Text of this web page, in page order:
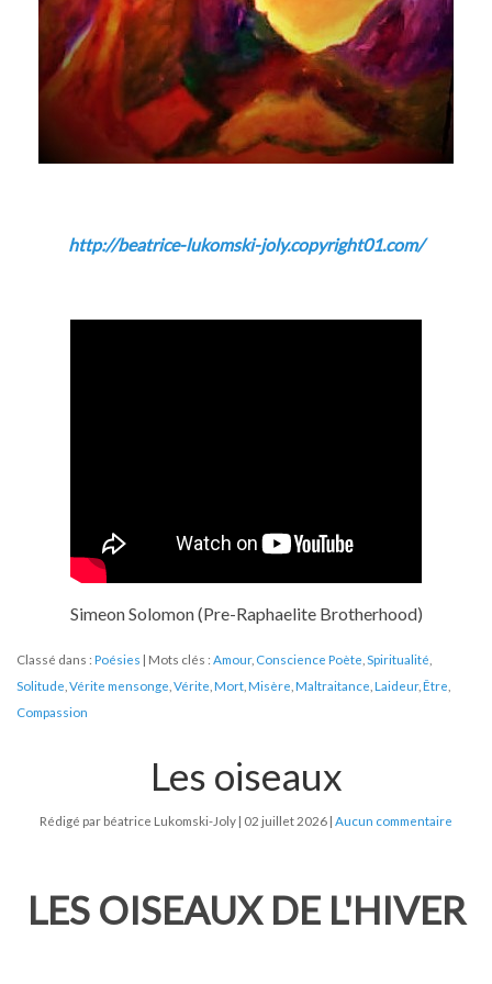
http://beatrice-lukomski-joly.copyright01.com/
Simeon Solomon (Pre-Raphaelite Brotherhood)
Classé dans : Poésies Mots clés : Amour, Conscience Poète Spiritualité
Solitude Vérite mensonge Vérite Mort Misère Maltraitance Laideur, Être
Compassion
Les oiseaux
Rédigé par béatrice Lukomski-Joly 02 juillet 2026 Aucun commentaire
LES OISEAUX DE L'HIVER